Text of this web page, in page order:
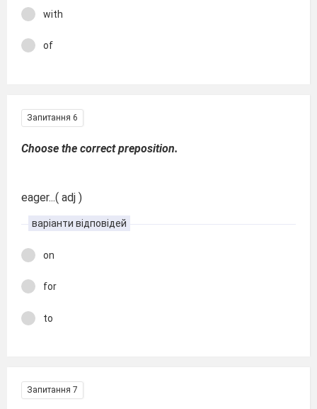
with
of
Запитання 6
Choose the correct preposition.
eager...( adj )
варіанти відповідей
on
for
to
Запитання 7